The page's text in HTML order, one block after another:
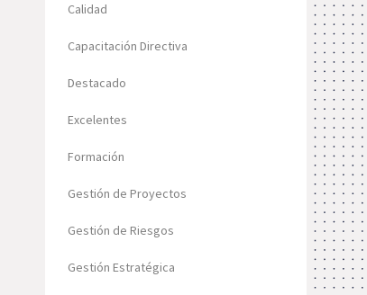
Calidad
Capacitación Directiva
Destacado
Excelentes
Formación
Gestión de Proyectos
Gestión de Riesgos
Gestión Estratégica